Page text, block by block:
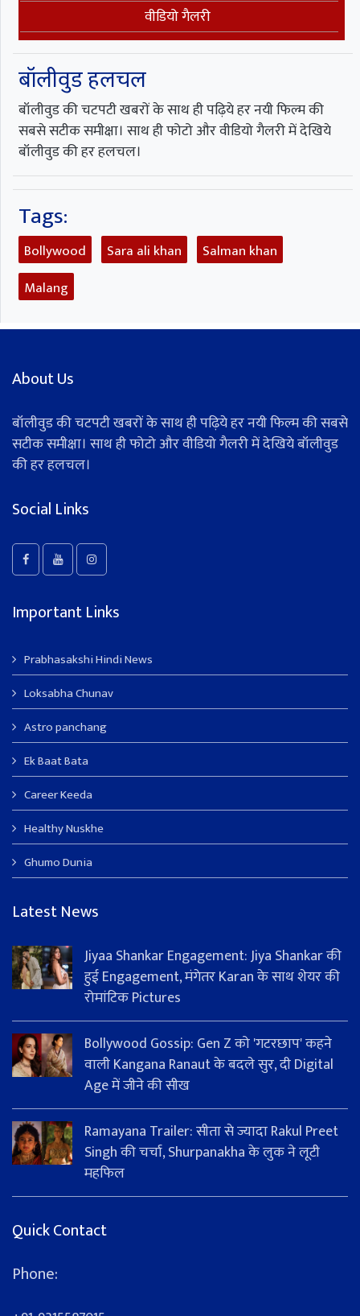
वीडियो गैलरी
बॉलीवुड हलचल
बॉलीवुड की चटपटी खबरों के साथ ही पढ़िये हर नयी फिल्म की
सबसे सटीक समीक्षा। साथ ही फोटो और वीडियो गैलरी में देखिये
बॉलीवुड की हर हलचल।
Tags:
Bollywood Sara ali khan
Salman khan
Malang
About Us
बॉलीवुड की चटपटी खबरों के साथ ही पढ़िये हर नयी फिल्म की सबसे
सटीक समीक्षा। साथ ही फोटो और वीडियो गैलरी में देखिये बॉलीवुड
की हर हलचल।
Social Links
Important Links
Prabhasakshi Hindi News
Loksabha Chunav
Astro panchang
Ek Baat Bata
Career Keeda
Healthy Nuskhe
Ghumo Dunia
Latest News
Jiyaa Shankar Engagement: Jiya Shankar की
हुई Engagement, मंगेतर Karan के साथ शेयर की
रोमांटिक Pictures
Bollywood Gossip: Gen Z को 'गटरछाप' कहने
वाली Kangana Ranaut के बदले सुर, दी Digital
Age में जीने की सीख
Ramayana Trailer: सीता से ज्यादा Rakul Preet
Singh की चर्चा, Shurpanakha के लुक ने लूटी
महफिल
Quick Contact
Phone: